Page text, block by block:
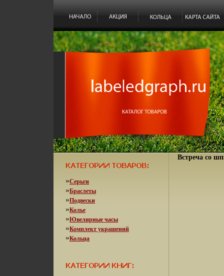
»Серьги
»Браслеты
»Подвески
»Колье
»Ювелирные часы
»Комплект украшений
»Кольца
Встреча со